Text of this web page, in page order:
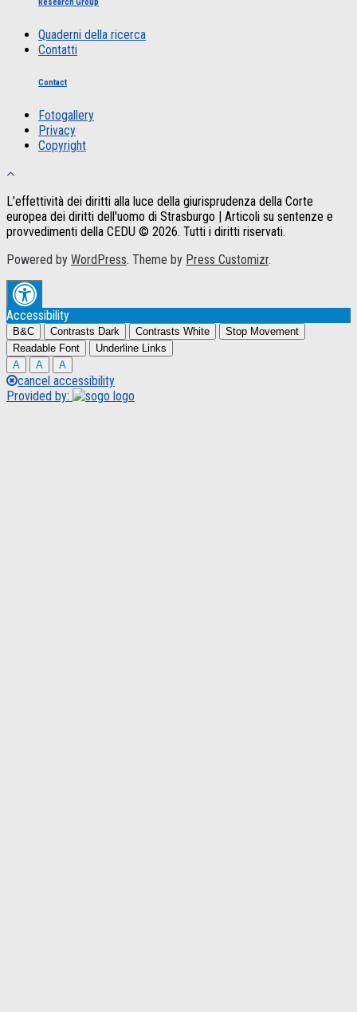
Research Group
Quaderni della ricerca
Contatti
Contact
Fotogallery
Privacy
Copyright
L’effettività dei diritti alla luce della giurisprudenza della Corte
europea dei diritti dell'uomo di Strasburgo | Articoli su sentenze e
provvedimenti della CEDU © 2026. Tutti i diritti riservati.
Powered by WordPress. Theme by Press Customizr.
Accessibility
B&C Contrasts Dark Contrasts White
Stop Movement
Readable Font
Underline Links
A
A A
cancel accessibility
Provided by: